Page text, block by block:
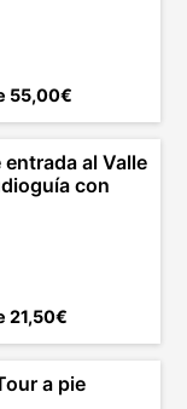
55,00€
al Valle
con
21,50€
a pie